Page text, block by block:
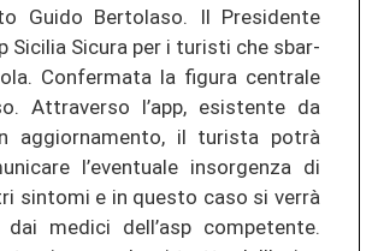
Guido Berto­la­so. Il Pre­si­den­te
Si­ci­lia Si­cu­ra per i tu­ris­ti che sbar­
Con­fer­ma­ta la fi­gu­ra cen­tra­le
At­tra­ver­so l’app, esis­ten­te da
ag­gior­na­men­to, il tu­ris­ta potrà
l’even­tua­le in­sor­gen­za di
sin­to­mi e in ques­to caso si verrà
me­di­ci dell’asp com­pe­ten­te.